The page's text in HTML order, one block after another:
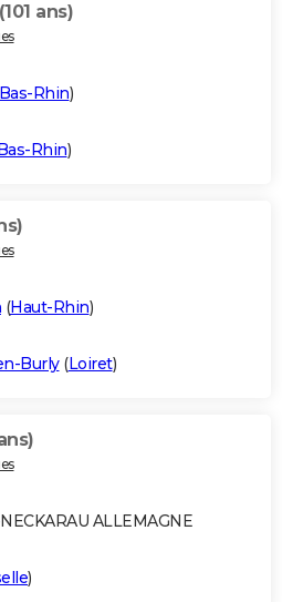
(101 ans)
Rhin)
Rhin)
(Haut-Rhin)
Burly(Loiret)
ALLEMAGNE
)